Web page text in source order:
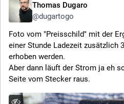
Thomas Dugaro
@dugartogo
Foto vom "Preisschild" mit der
einer Stunde Ladezeit zusätzlich
erhoben werden.
Aber dann läuft der Strom ja eh
Seite vom Stecker raus.